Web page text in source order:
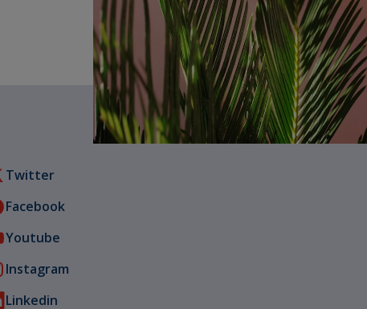
Twitter
Facebook
Youtube
Instagram
Linkedin